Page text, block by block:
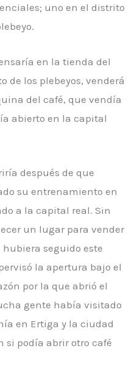
uno en el distrito
en la tienda del
de los plebeyos, venderá
del café, que vendía
abierto en la capital
después de que
su entrenamiento en
a la capital real. Sin
un lugar para vender
seguido este
la apertura bajo el
por la que abrió el
gente había visitado
en Ertiga y la ciudad
si podía abrir otro café